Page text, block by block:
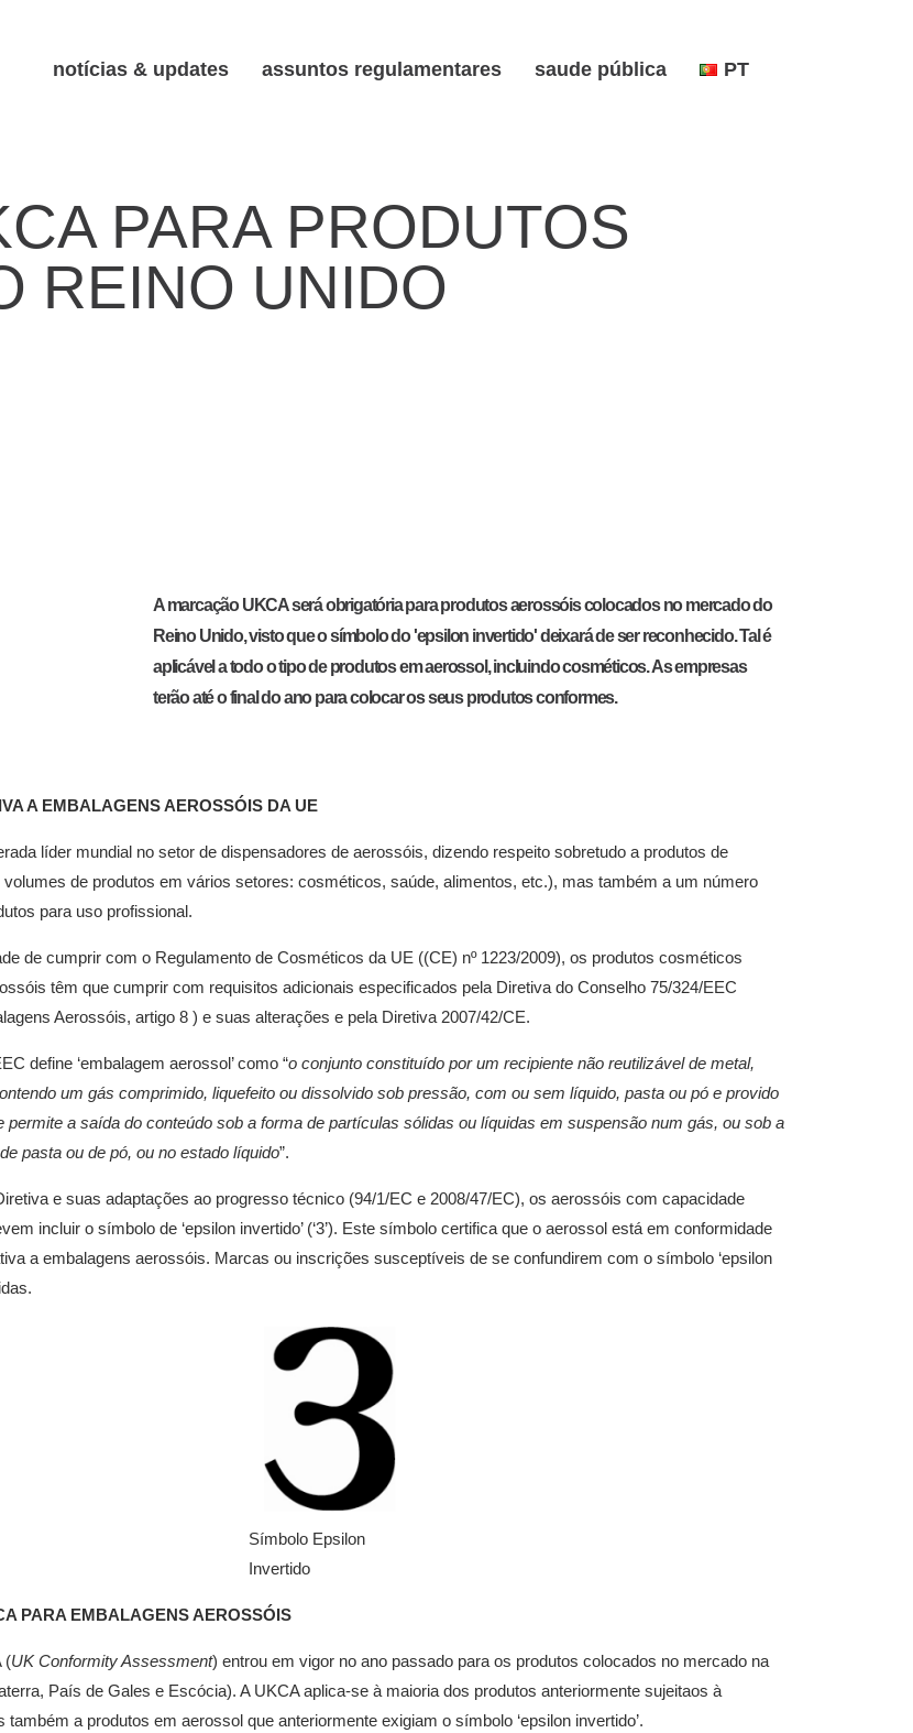
notícias & updates assuntos regulamentares saude pública PT
PARA PRODUTOS
REINO UNIDO
A marcação UKCA será obrigatória para produtos aerossóis colocados no mercado do
Reino Unido, visto que o símbolo do 'epsilon invertido' deixará de ser reconhecido. Tal é
aplicável a todo o tipo de produtos em aerossol, incluindo cosméticos. As empresas
terão até o final do ano para colocar os seus produtos conformes.
A EMBALAGENS AEROSSÓIS DA UE
líder mundial no setor de dispensadores de aerossóis, dizendo respeito sobretudo a produtos de
de produtos em vários setores: cosméticos, saúde, alimentos, etc.), mas também a um número
para uso profissional.
de cumprir com o Regulamento de Cosméticos da UE ((CE) nº 1223/2009), os produtos cosméticos
têm que cumprir com requisitos adicionais especificados pela Diretiva do Conselho 75/324/EEC
Aerossóis, artigo 8 ) e suas alterações e pela Diretiva 2007/42/CE.
define ‘embalagem aerossol’ como “o conjunto constituído por um recipiente não reutilizável de metal,
um gás comprimido, liquefeito ou dissolvido sob pressão, com ou sem líquido, pasta ou pó e provido
permite a saída do conteúdo sob a forma de partículas sólidas ou líquidas em suspensão num gás, ou sob a
pasta ou de pó, ou no estado líquido”.
e suas adaptações ao progresso técnico (94/1/EC e 2008/47/EC), os aerossóis com capacidade
incluir o símbolo de ‘epsilon invertido’ (‘3’). Este símbolo certifica que o aerossol está em conformidade
a embalagens aerossóis. Marcas ou inscrições susceptíveis de se confundirem com o símbolo ‘epsilon
Símbolo Epsilon
Invertido
PARA EMBALAGENS AEROSSÓIS
(UK Conformity Assessment) entrou em vigor no ano passado para os produtos colocados no mercado na
País de Gales e Escócia). A UKCA aplica-se à maioria dos produtos anteriormente sujeitaos à
a produtos em aerossol que anteriormente exigiam o símbolo ‘epsilon invertido’.